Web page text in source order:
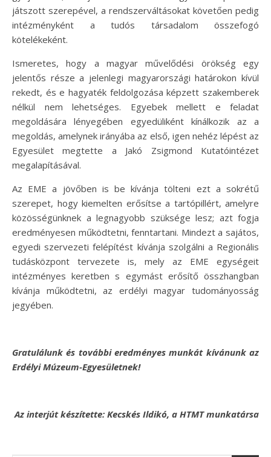
játszott szerepével, a rendszerváltásokat követően pedig
intézményként a tudós társadalom összefogó
kötelékeként.
Ismeretes, hogy a magyar művelődési örökség egy
jelentős része a jelenlegi magyarországi határokon kívül
rekedt, és e hagyaték feldolgozása képzett szakemberek
nélkül nem lehetséges. Egyebek mellett e feladat
megoldására lényegében egyedüliként kínálkozik az a
megoldás, amelynek irányába az első, igen nehéz lépést az
Egyesület megtette a Jakó Zsigmond Kutatóintézet
megalapításával.
Az EME a jövőben is be kívánja tölteni ezt a sokrétű
szerepet, hogy kiemelten erősítse a tartópillért, amelyre
közösségünknek a legnagyobb szüksége lesz; azt fogja
eredményesen működtetni, fenntartani. Mindezt a sajátos,
egyedi szervezeti felépítést kívánja szolgálni a Regionális
tudásközpont tervezete is, mely az EME egységeit
intézményes keretben s egymást erősítő összhangban
kívánja működtetni, az erdélyi magyar tudományosság
jegyében.
Gratulálunk és további eredményes munkát kívánunk az
Erdélyi Múzeum-Egyesületnek!
Az interjút készítette: Kecskés Ildikó, a HTMT munkatársa